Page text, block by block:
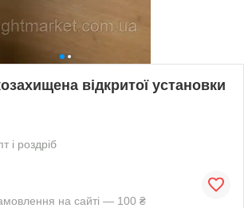
відкритої установки
і роздріб
на сайті — 100 ₴